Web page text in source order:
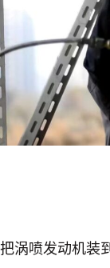
把涡喷发动机装